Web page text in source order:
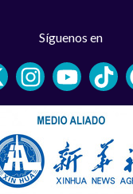
Síguenos en